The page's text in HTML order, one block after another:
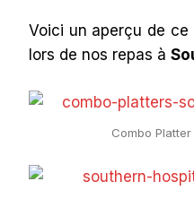
Voici un aperçu de
lors de nos repas à
Combo